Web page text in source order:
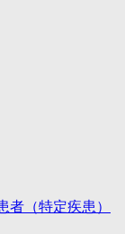
（特定疾患）